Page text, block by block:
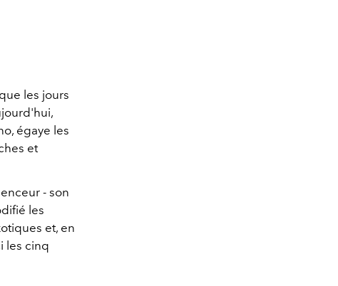
les jours
égaye les
et
- son
les
et, en
les cinq